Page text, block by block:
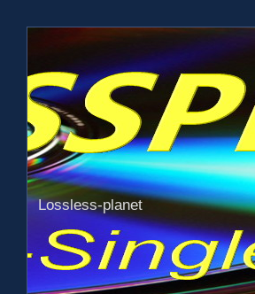
Lossless-planet